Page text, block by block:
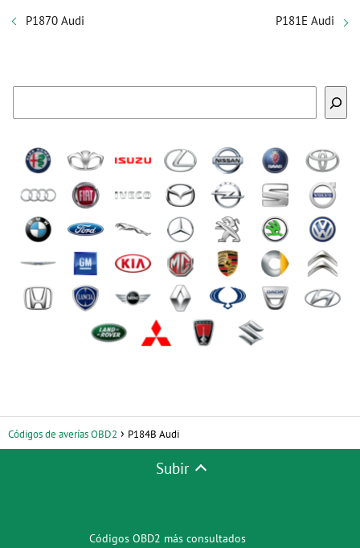
P1870 Audi P181E Audi
Códigos de averías OBD2 P184B Audi
Subir
Códigos OBD2 más consultados